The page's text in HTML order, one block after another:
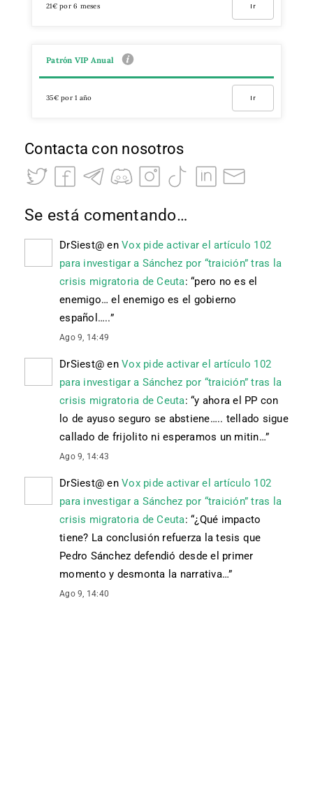
21€ por 6 meses Ir
Patrón VIP Anual
35€ por 1 año Ir
Contacta con nosotros
Se está comentando…
DrSiest@ en Vox pide activar el artículo 102
para investigar a Sánchez por “traición” tras la
crisis migratoria de Ceuta: “pero no es el
enemigo… el enemigo es el gobierno
español…..”
Ago 9, 14:49
DrSiest@ en Vox pide activar el artículo 102
para investigar a Sánchez por “traición” tras la
crisis migratoria de Ceuta: “y ahora el PP con
lo de ayuso seguro se abstiene….. tellado sigue
callado de frijolito ni esperamos un mitin…”
Ago 9, 14:43
DrSiest@ en Vox pide activar el artículo 102
para investigar a Sánchez por “traición” tras la
crisis migratoria de Ceuta: “¿Qué impacto
tiene? La conclusión refuerza la tesis que
Pedro Sánchez defendió desde el primer
momento y desmonta la narrativa…”
Ago 9, 14:40